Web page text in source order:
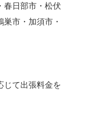
春日部市・松伏
市・加須市・
じて出張料金を